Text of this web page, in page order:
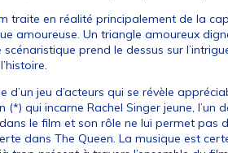
traite en réalité principalement de la
amoureuse. Un triangle amoureux
scénaristique prend le dessus sur
d’un jeu d’acteurs qui se révèle
qui incarne Rachel Singer jeune, l’un
le film et son rôle ne lui permet pas
dans The Queen. La musique est